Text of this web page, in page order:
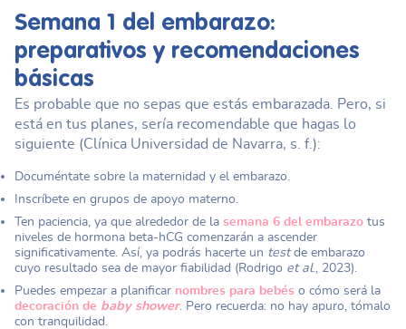
Semana 1 del embarazo:
preparativos y recomendaciones
básicas
Es probable que no sepas que estás embarazada. Pero, si
está en tus planes, sería recomendable que hagas lo
siguiente (Clínica Universidad de Navarra, s. f.):
Documéntate sobre la maternidad y el embarazo.
Inscríbete en grupos de apoyo materno.
Ten paciencia, ya que alrededor de la semana 6 del embarazo tus
niveles de hormona beta-hCG comenzarán a ascender
significativamente. Así, ya podrás hacerte un testde embarazo
cuyo resultado sea de mayor fiabilidad (Rodrigo et al., 2023).
Puedes empezar a planificar nombres para bebés o cómo será la
decoración de baby shower. Pero recuerda: no hay apuro, tómalo
con tranquilidad.